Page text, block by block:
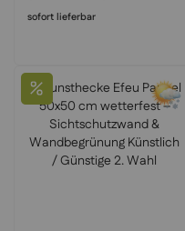
Wahl
sofort lieferbar